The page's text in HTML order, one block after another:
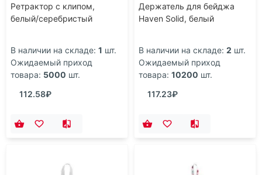
Ретрактор с клипом,
белый/серебристый
В наличии на складе: 1 шт.
Ожидаемый приход
товара: 5000 шт.
112.58₽
Держатель для бейджа
Haven Solid, белый
В наличии на складе: 2 шт.
Ожидаемый приход
товара: 10200 шт.
117.23₽